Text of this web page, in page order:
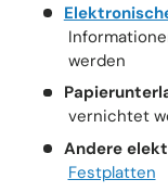
werden
vernichtet
Andere
Festplatten